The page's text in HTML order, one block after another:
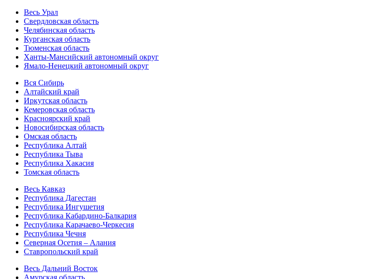
Весь Урал
Свердловская область
Челябинская область
Курганская область
Тюменская область
Ханты-Мансийский автономный округ
Ямало-Ненецкий автономный округ
Вся Сибирь
Алтайский край
Иркутская область
Кемеровская область
Красноярский край
Новосибирская область
Омская область
Республика Алтай
Республика Тыва
Республика Хакасия
Томская область
Весь Кавказ
Республика Дагестан
Республика Ингушетия
Республика Кабардино-Балкария
Республика Карачаево-Черкесия
Республика Чечня
Северная Осетия – Алания
Ставропольский край
Весь Дальний Восток
Амурская область